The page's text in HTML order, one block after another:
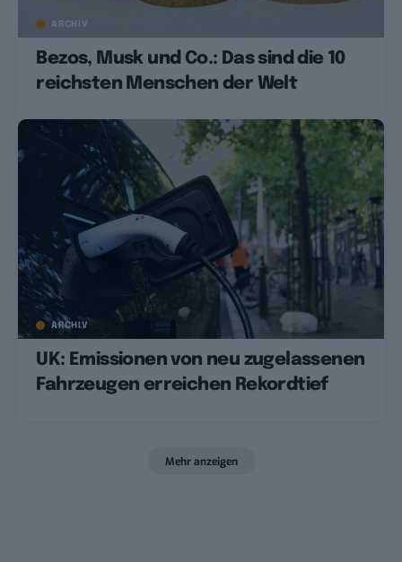
ARCHIV
Bezos, Musk und Co.: Das sind die 10
reichsten Menschen der Welt
ARCHIV
UK: Emissionen von neu zugelassenen
Fahrzeugen erreichen Rekordtief
Mehr anzeigen